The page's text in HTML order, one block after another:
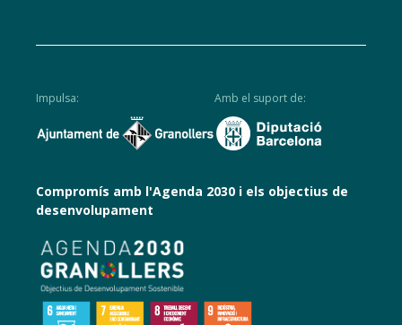
Impulsa: Amb el suport de:
Compromís amb l'Agenda 2030 i els objectius de
desenvolupament